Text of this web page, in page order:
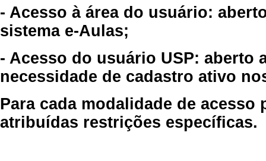
- Acesso à área do usuário:
sistema e-Aulas;
- Acesso do usuário USP: aberto
necessidade de cadastro ativo
Para cada modalidade de
atribuídas restrições específicas.